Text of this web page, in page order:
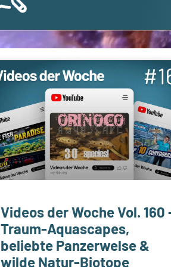
Videos der Woche Vol. 160
Traum-Aquascapes,
beliebte Panzerwelse &
wilde Natur-Biotope